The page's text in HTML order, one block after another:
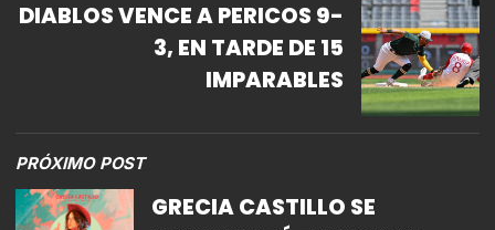
DIABLOS VENCE A PERICOS 9-
3, EN TARDE DE 15
IMPARABLES
PRÓXIMO POST
GRECIA CASTILLO SE